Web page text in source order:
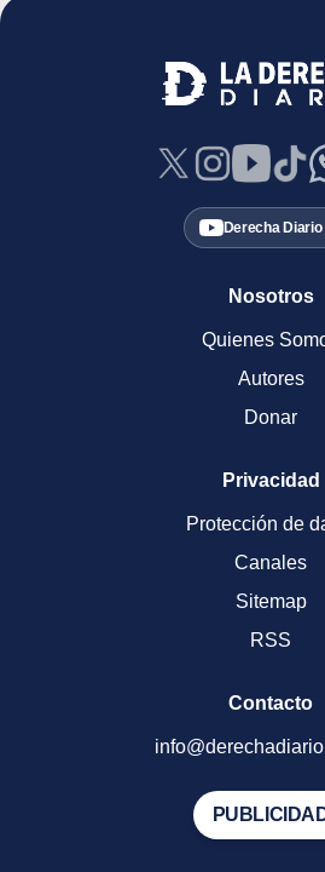
Derecha Diario
Nosotros
Quienes
Autores
Donar
Privacidad
Protección de
Canales
Sitemap
RSS
Contacto